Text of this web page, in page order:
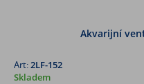
Akvarijní
Art:2LF-152
Skladem